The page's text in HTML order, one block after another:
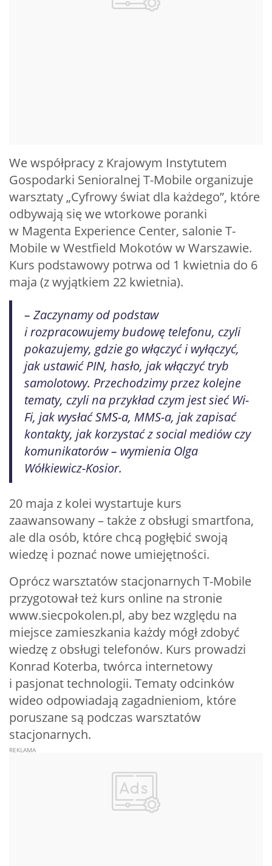
We współpracy z Krajowym Instytutem
Gospodarki Senioralnej T-Mobile organizuje
warsztaty „Cyfrowy świat dla każdego”, które
odbywają się we wtorkowe poranki
w Magenta Experience Center, salonie T-
Mobile w Westfield Mokotów w Warszawie.
Kurs podstawowy potrwa od 1 kwietnia do 6
maja (z wyjątkiem 22 kwietnia).
– Zaczynamy od podstaw
i rozpracowujemy budowę telefonu, czyli
pokazujemy, gdzie go włączyć i wyłączyć,
jak ustawić PIN, hasło, jak włączyć tryb
samolotowy. Przechodzimy przez kolejne
tematy, czyli na przykład czym jest sieć Wi-
Fi, jak wysłać SMS-a, MMS-a, jak zapisać
kontakty, jak korzystać z social mediów czy
komunikatorów – wymienia Olga
Wółkiewicz-Kosior.
20 maja z kolei wystartuje kurs
zaawansowany – także z obsługi smartfona,
ale dla osób, które chcą pogłębić swoją
wiedzę i poznać nowe umiejętności.
Oprócz warsztatów stacjonarnych T-Mobile
przygotował też kurs online na stronie
www.siecpokolen.pl, aby bez względu na
miejsce zamieszkania każdy mógł zdobyć
wiedzę z obsługi telefonów. Kurs prowadzi
Konrad Koterba, twórca internetowy
i pasjonat technologii. Tematy odcinków
wideo odpowiadają zagadnieniom, które
poruszane są podczas warsztatów
stacjonarnych.